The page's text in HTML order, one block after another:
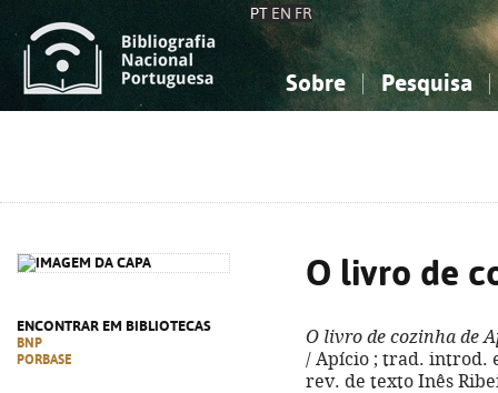
PT EN FR
Sobre Pesquisa
ENCONTRAR EM BIBLIOTECAS
BNP
PORBASE
O livro de
O livro de cozinha de
/ Apício ; trad. introd.
rev. de texto Inês